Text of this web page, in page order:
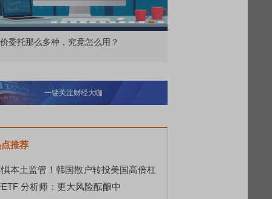
所顶格打新居然只能中碎股
一键关注财经大咖
推荐
本土监管！韩国散户转投美国高倍杠
分析师：更大风险酝酿中